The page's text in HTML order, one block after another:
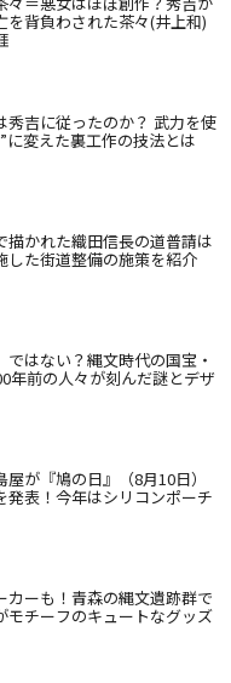
を背負わされた茶々(井上和)
秀吉に従ったのか？ 武力を使
に変えた裏工作の技法とは
描かれた織田信長の道普請は
した街道整備の施策を紹介
ではない？縄文時代の国宝・
年前の人々が刻んだ謎とデザ
が『鳩の日』（8月10日）
発表！今年はシリコンポーチ
カーも！青森の縄文遺跡群で
モチーフのキュートなグッズ